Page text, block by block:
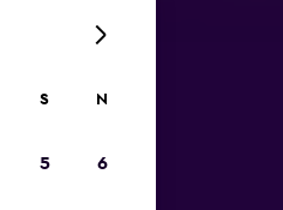
S N
5 6